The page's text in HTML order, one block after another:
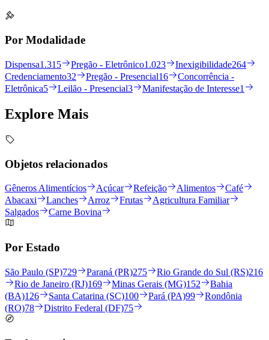
Por Modalidade
Dispensa1.315 Pregão - Eletrônico1.023 Inexigibilidade264
Credenciamento32 Pregão - Presencial16
Concorrência -
Eletrônica5 Leilão - Presencial3 Manifestação de Interesse1
Explore Mais
Objetos relacionados
Gêneros Alimentícios Açúcar Refeição Alimentos
Café
Abacaxi
Lanches Arroz Frutas
Agricultura Familiar
Salgados
Carne Bovina
Por Estado
São Paulo (SP)729 Paraná (PR)275 Rio Grande do Sul (RS)216
Rio de Janeiro (RJ)169 Minas Gerais (MG)152
Bahia
(BA)126 Santa Catarina (SC)100 Pará (PA)99
Rondônia
(RO)78 Distrito Federal (DF)75